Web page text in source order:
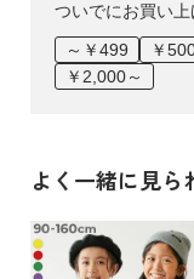
ついでにお買い
～￥499
￥
￥2,000～
よく一緒に見ら